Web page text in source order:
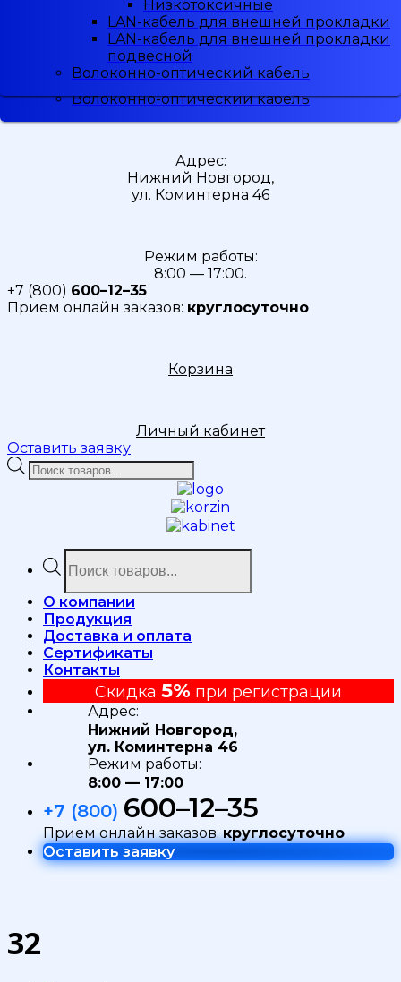
Малодымные
Низкотоксичные
LAN-кабель для внешней прокладки
LAN-кабель для внешней прокладки
подвесной
Волоконно-оптический кабель
при регистрации
Адрес:
Нижний Новгород,
ул. Коминтерна 46
Режим работы:
8:00 — 17:00.
+7 (800) 600–12–35
Прием онлайн заказов: круглосуточно
Корзина
Личный кабинет
Оставить заявку
Низкотоксичные
LAN-кабель для внешней прокладки
LAN-кабель для внешней прокладки
подвесной
Волоконно-оптический кабель
Поиск
товаров
Поиск
товаров
О компании
Продукция
Доставка и оплата
Сертификаты
Контакты
Скидка 5% при регистрации
Адрес:
Нижний Новгород,
ул. Коминтерна 46
Режим работы:
8:00 — 17:00
+7 (800) 600–12–35
Прием онлайн заказов:круглосуточно
Оставить заявку
Низкотоксичные
LAN-кабель для внешней прокладки
LAN-кабель для внешней прокладки
подвесной
Волоконно-оптический кабель
32